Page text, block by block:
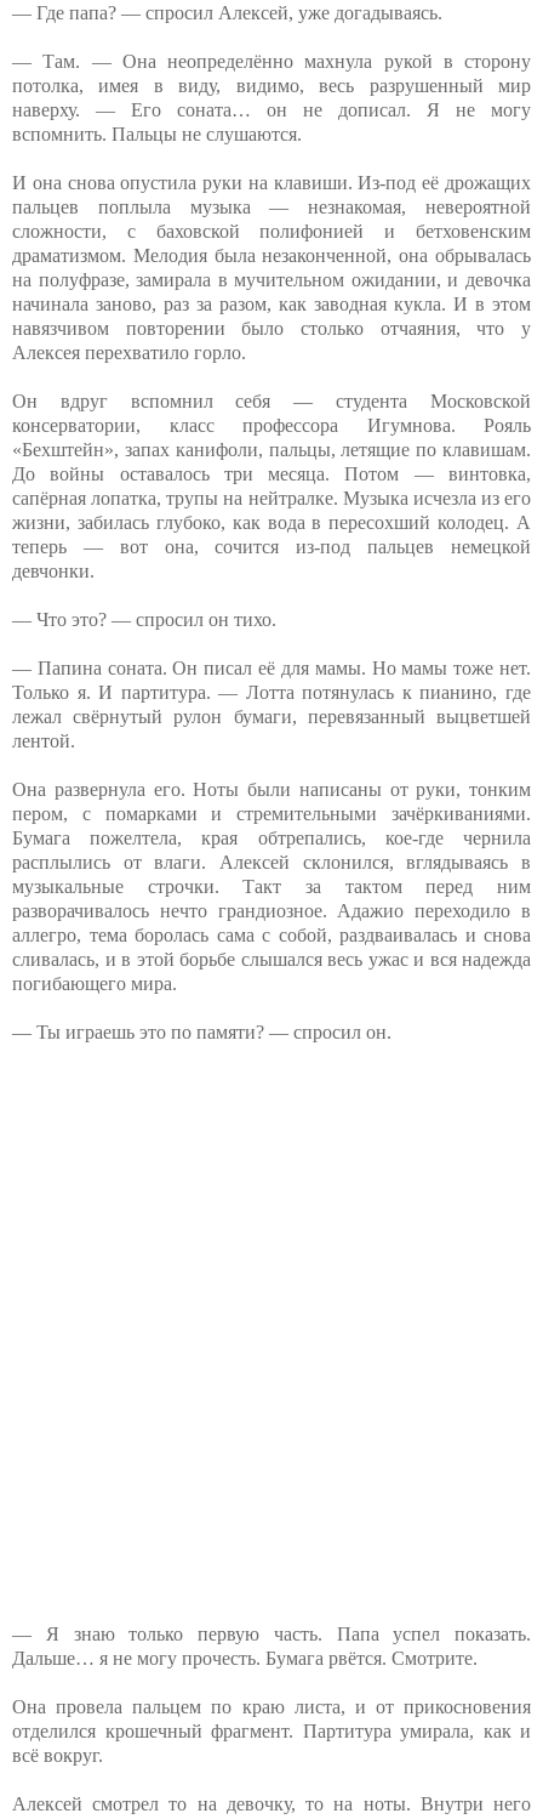
— Где папа? — спросил Алексей, уже догадываясь.
— Там. — Она неопределённо махнула рукой в сторону
потолка, имея в виду, видимо, весь разрушенный мир
наверху. — Его соната… он не дописал. Я не могу
вспомнить. Пальцы не слушаются.
И она снова опустила руки на клавиши. Из-под её дрожащих
пальцев поплыла музыка — незнакомая, невероятной
сложности, с баховской полифонией и бетховенским
драматизмом. Мелодия была незаконченной, она обрывалась
на полуфразе, замирала в мучительном ожидании, и девочка
начинала заново, раз за разом, как заводная кукла. И в этом
навязчивом повторении было столько отчаяния, что у
Алексея перехватило горло.
Он вдруг вспомнил себя — студента Московской
консерватории, класс профессора Игумнова. Рояль
«Бехштейн», запах канифоли, пальцы, летящие по клавишам.
До войны оставалось три месяца. Потом — винтовка,
сапёрная лопатка, трупы на нейтралке. Музыка исчезла из его
жизни, забилась глубоко, как вода в пересохший колодец. А
теперь — вот она, сочится из-под пальцев немецкой
девчонки.
— Что это? — спросил он тихо.
— Папина соната. Он писал её для мамы. Но мамы тоже нет.
Только я. И партитура. — Лотта потянулась к пианино, где
лежал свёрнутый рулон бумаги, перевязанный выцветшей
лентой.
Она развернула его. Ноты были написаны от руки, тонким
пером, с помарками и стремительными зачёркиваниями.
Бумага пожелтела, края обтрепались, кое-где чернила
расплылись от влаги. Алексей склонился, вглядываясь в
музыкальные строчки. Такт за тактом перед ним
разворачивалось нечто грандиозное. Адажио переходило в
аллегро, тема боролась сама с собой, раздваивалась и снова
сливалась, и в этой борьбе слышался весь ужас и вся надежда
погибающего мира.
— Ты играешь это по памяти? — спросил он.
— Я знаю только первую часть. Папа успел показать.
Дальше… я не могу прочесть. Бумага рвётся. Смотрите.
Она провела пальцем по краю листа, и от прикосновения
отделился крошечный фрагмент. Партитура умирала, как и
всё вокруг.
Алексей смотрел то на девочку, то на ноты. Внутри него